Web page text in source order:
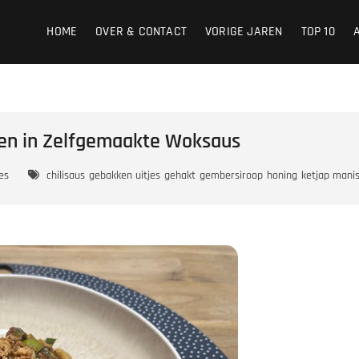
HOME OVER & CONTACT VORIGE JAREN TOP 10
in Zelfgemaakte Woksaus
chilisaus gebakken uitjes gehakt gembersiroop honing ketjap manis